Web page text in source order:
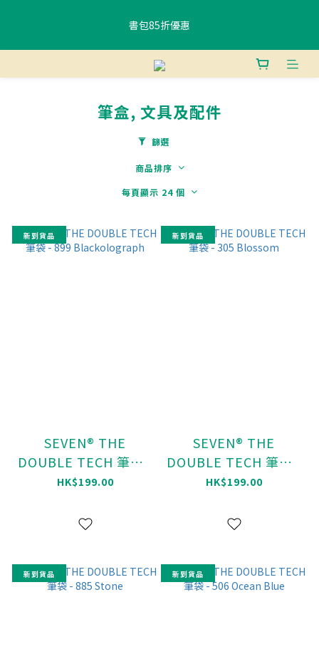
書包85折優惠
書包85折優惠
購物滿$400香港免運費 、滿$800澳門免運費
使用FPS或銀行轉賬付款滿 HK$400，即可獲贈免費午餐袋一個 (隨
書包85折優惠
筆盒, 文具及配件
篩選
商品排序
每頁顯示 24 個
新到貨品
SEVEN® THE
DOUBLE TECH 筆袋 -
899 Blackolograph
HK$199.00
新到貨品
SEVEN® THE
DOUBLE TECH 筆袋 -
305 Blossom
HK$199.00
新到貨品 新到貨品